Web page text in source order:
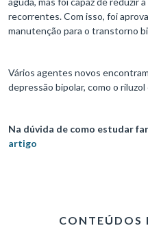
recorrentes. Com isso, foi
manutenção para o transtorno
Vários agentes novos
depressão bipolar, como o riluzol
Na dúvida de como estudar
artigo
CONTEÚDOS